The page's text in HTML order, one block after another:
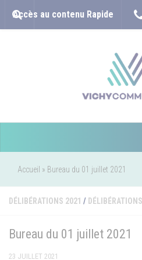
Accès au contenu Rapide
Accueil » Bureau du 01 juillet 2021
DÉLIBÉRATIONS 2021 /
Bureau du 01 juillet 2021
23 JUILLET 2021